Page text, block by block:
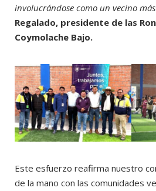
involucrándose como un vecino
Regalado, presidente de las
Coymolache Bajo.
Este esfuerzo reafirma nuestro
de la mano con las comunidades